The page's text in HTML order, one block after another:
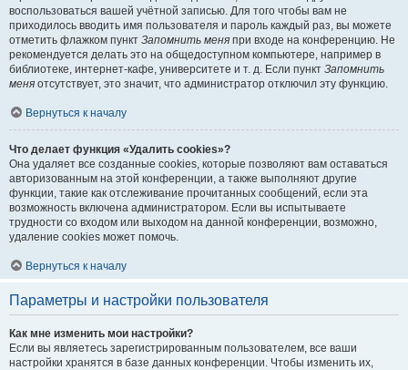
воспользоваться вашей учётной записью. Для того чтобы вам не
приходилось вводить имя пользователя и пароль каждый раз, вы можете
отметить флажком пункт Запомнить меня при входе на конференцию. Не
рекомендуется делать это на общедоступном компьютере, например в
библиотеке, интернет-кафе, университете и т. д. Если пункт Запомнить
меня отсутствует, это значит, что администратор отключил эту функцию.
Вернуться к началу
Что делает функция «Удалить cookies»?
Она удаляет все созданные cookies, которые позволяют вам оставаться
авторизованным на этой конференции, а также выполняют другие
функции, такие как отслеживание прочитанных сообщений, если эта
возможность включена администратором. Если вы испытываете
трудности со входом или выходом на данной конференции, возможно,
удаление cookies может помочь.
Вернуться к началу
Параметры и настройки пользователя
Как мне изменить мои настройки?
Если вы являетесь зарегистрированным пользователем, все ваши
настройки хранятся в базе данных конференции. Чтобы изменить их,